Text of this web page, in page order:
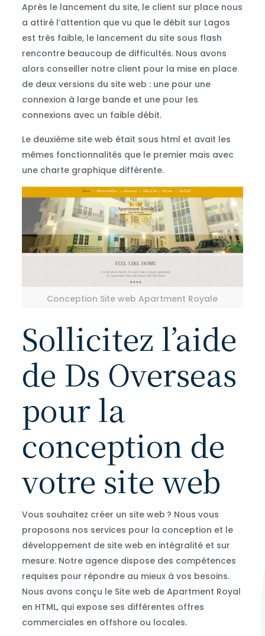
Après le lancement du site, le client sur place nous
a attiré l’attention que vu que le débit sur Lagos
est très faible, le lancement du site sous flash
rencontre beaucoup de difficultés. Nous avons
alors conseiller notre client pour la mise en place
de deux versions du site web : une pour une
connexion à large bande et une pour les
connexions avec un faible débit.
Le deuxième site web était sous html et avait les
mêmes fonctionnalités que le premier mais avec
une charte graphique différente.
Conception Site web Apartment Royale
Sollicitez l’aide
de Ds Overseas
pour la
conception de
votre site web
Vous souhaitez créer un site web ? Nous vous
proposons nos services pour la conception et le
développement de site web en intégralité et sur
mesure. Notre agence dispose des compétences
requises pour répondre au mieux à vos besoins.
Nous avons conçu le Site web de Apartment Royal
en HTML, qui expose ses différentes offres
commerciales en offshore ou locales.